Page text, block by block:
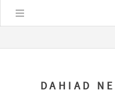
DAHIAD